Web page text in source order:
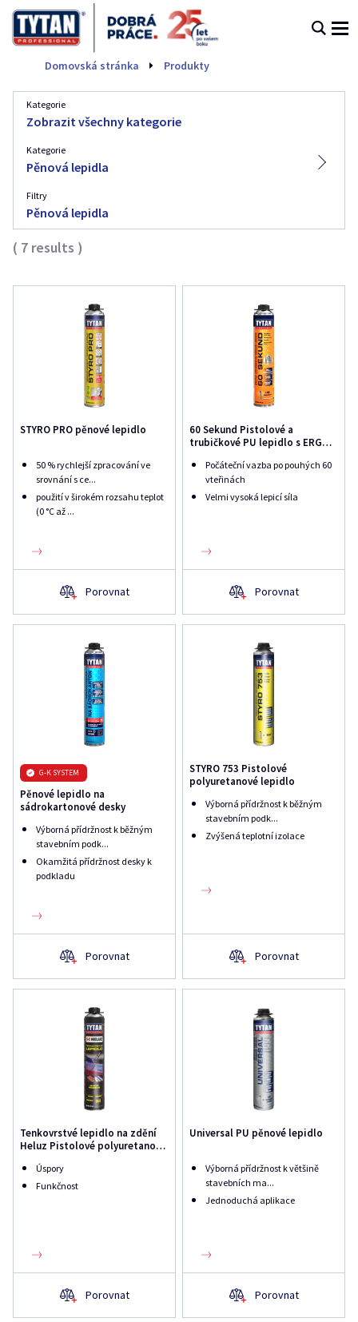
Domovská stránka Produkty
Kategorie
Zobrazit všechny kategorie
Kategorie
Pěnová lepidla
Filtry
Pěnová lepidla
( 7 results )
STYRO PRO pěnové lepidlo
50 % rychlejší zpracování ve
srovnání s ce...
použití v širokém rozsahu teplot
(0 °C až ...
Porovnat
60 Sekund Pistolové a
trubičkové PU lepidlo s ERGO
Počáteční vazba po pouhých 60
vteřinách
Velmi vysoká lepicí síla
Porovnat
G-K SYSTEM
Pěnové lepidlo na
sádrokartonové desky
Výborná přídržnost k běžným
stavebním podk...
Okamžitá přídržnost desky k
podkladu
Porovnat
STYRO 753 Pistolové
polyuretanové lepidlo
Výborná přídržnost k běžným
stavebním podk...
Zvýšená teplotní izolace
Porovnat
Tenkovrstvé lepidlo na zdění
Heluz Pistolové polyuretanové
Úspory
Funkčnost
Porovnat
Universal PU pěnové lepidlo
Výborná přídržnost k většině
stavebních ma...
Jednoduchá aplikace
Porovnat